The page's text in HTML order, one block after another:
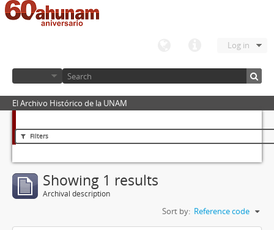
Log in
El Archivo Histórico de la UNAM
Filters
Showing 1 results
Archival description
Sort by: Reference code